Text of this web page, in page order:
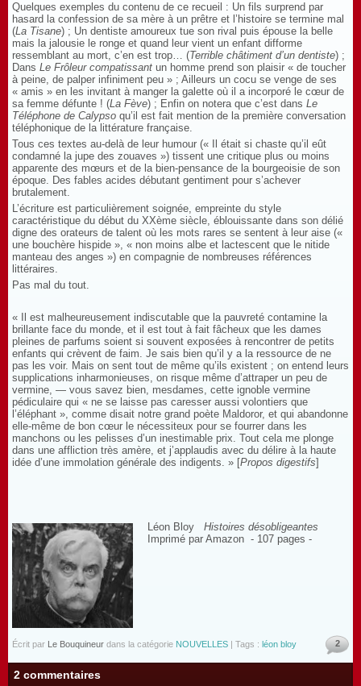
Quelques exemples du contenu de ce recueil : Un fils surprend par
hasard la confession de sa mère à un prêtre et l’histoire se termine mal
(La Tisane) ; Un dentiste amoureux tue son rival puis épouse la belle
mais la jalousie le ronge et quand leur vient un enfant difforme
ressemblant au mort, c’en est trop… (Terrible châtiment d’un dentiste) ;
Dans Le Frôleur compatissant un homme prend son plaisir « de toucher
à peine, de palper infiniment peu » ; Ailleurs un cocu se venge de ses
« amis » en les invitant à manger la galette où il a incorporé le cœur de
sa femme défunte ! (La Fève) ; Enfin on notera que c’est dans Le
Téléphone de Calypso qu’il est fait mention de la première conversation
téléphonique de la littérature française.
Tous ces textes au-delà de leur humour (« Il était si chaste qu’il eût
condamné la jupe des zouaves ») tissent une critique plus ou moins
apparente des mœurs et de la bien-pensance de la bourgeoisie de son
époque. Des fables acides débutant gentiment pour s’achever
brutalement.
L’écriture est particulièrement soignée, empreinte du style
caractéristique du début du XXème siècle, éblouissante dans son délié
digne des orateurs de talent où les mots rares se sentent à leur aise («
une bouchère hispide », « non moins albe et lactescent que le nitide
manteau des anges ») en compagnie de nombreuses références
littéraires.
Pas mal du tout.
« Il est malheureusement indiscutable que la pauvreté contamine la
brillante face du monde, et il est tout à fait fâcheux que les dames
pleines de parfums soient si souvent exposées à rencontrer de petits
enfants qui crèvent de faim. Je sais bien qu’il y a la ressource de ne
pas les voir. Mais on sent tout de même qu’ils existent ; on entend leurs
supplications inharmonieuses, on risque même d’attraper un peu de
vermine, — vous savez bien, mesdames, cette ignoble vermine
pédiculaire qui « ne se laisse pas caresser aussi volontiers que
l’éléphant », comme disait notre grand poète Maldoror, et qui abandonne
elle-même de bon cœur le nécessiteux pour se fourrer dans les
manchons ou les pelisses d’un inestimable prix. Tout cela me plonge
dans une affliction très amère, et j’applaudis avec du délire à la haute
idée d’une immolation générale des indigents. » [Propos digestifs]
Léon BloyHistoires désobligeantes
Imprimé par Amazon - 107 pages -
Écrit par Le Bouquineur dans la catégorie NOUVELLES | Tags : léon bloy 2
2 commentaires